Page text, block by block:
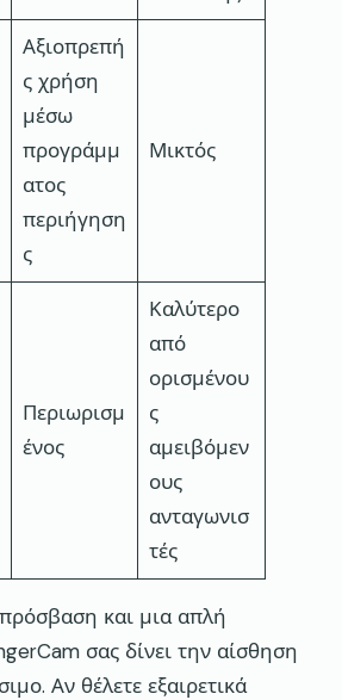
Αξιοπρεπή
ς χρήση
μέσω
προγράμμ
ατος
περιήγηση
ς
Μικτός
Περιωρισμ
ένος
Καλύτερο
από
ορισμένου
ς
αμειβόμεν
ους
ανταγωνισ
τές
και μια απλή
σας δίνει την αίσθηση
Αν θέλετε εξαιρετικά